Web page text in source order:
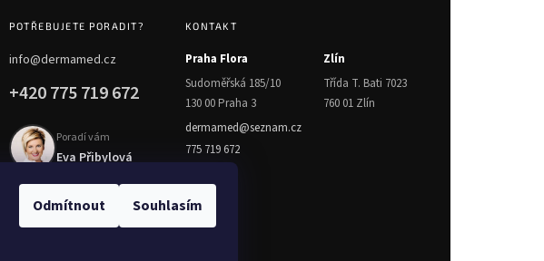
Odmítnout Souhlasím
POTŘEBUJETE PORADIT?
info@dermamed.cz
+420 775 719 672
Poradí vám
Eva Přibylová
KONTAKT
Praha Flora
Sudoměřská 185/10
130 00 Praha 3
dermamed@seznam.cz
775 719 672
Zlín
Třída T. Bati 7023
760 01 Zlín